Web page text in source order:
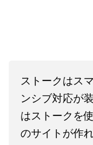
ストークはス
ンシブ対応が
はストークを
のサイトが作れ